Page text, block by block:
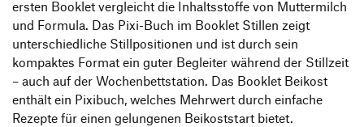
ersten Booklet vergleicht die Inhaltsstoffe von Muttermilch
und Formula. Das Pixi-Buch im Booklet Stillen zeigt
unterschiedliche Stillpositionen und ist durch sein
kompaktes Format ein guter Begleiter während der Stillzeit
– auch auf der Wochenbettstation. Das Booklet Beikost
enthält ein Pixibuch, welches Mehrwert durch einfache
Rezepte für einen gelungenen Beikoststart bietet.